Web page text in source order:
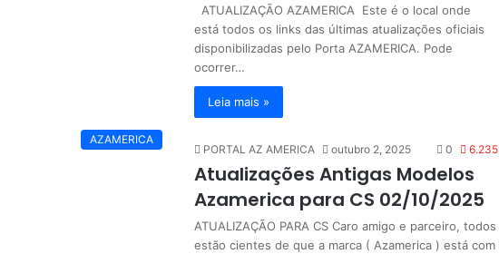
ATUALIZAÇÃO AZAMERICA Este é o local onde
está todos os links das últimas atualizações oficiais
disponibilizadas pelo Porta AZAMERICA. Pode
ocorrer…
Leia mais »
AZAMERICA
PORTAL AZ AMERICA outubro 2, 2025 0 6.235
Atualizações Antigas Modelos
Azamerica para CS 02/10/2025
ATUALIZAÇÃO PARA CS Caro amigo e parceiro, todos
estão cientes de que a marca ( Azamerica ) está com